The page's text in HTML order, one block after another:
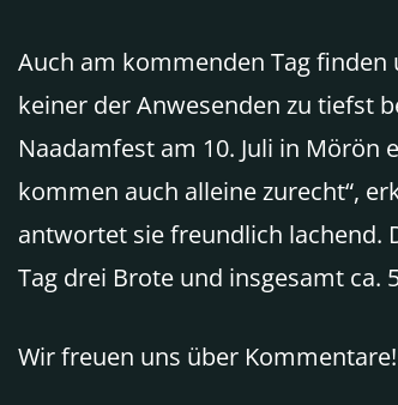
Auch am kommenden Tag
keiner der Anwesenden zu tiefst
Naadamfest am 10. Juli in
kommen auch alleine zurecht“,
antwortet sie freundlich lachend.
Tag drei Brote und insgesamt ca.
Wir freuen uns über Kommentare!